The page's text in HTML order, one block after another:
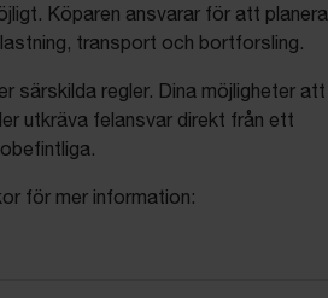
Köparen ansvarar för att planera
transport och bortforsling.
särskilda regler. Dina möjligheter att
utkräva felansvar direkt från ett
för mer information: